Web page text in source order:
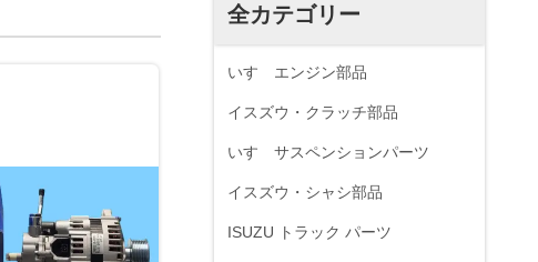
全カテゴリー
いすゞエンジン部品
イスズウ・クラッチ部品
いすゞサスペンションパーツ
イスズウ・シャシ部品
ISUZU トラック パーツ